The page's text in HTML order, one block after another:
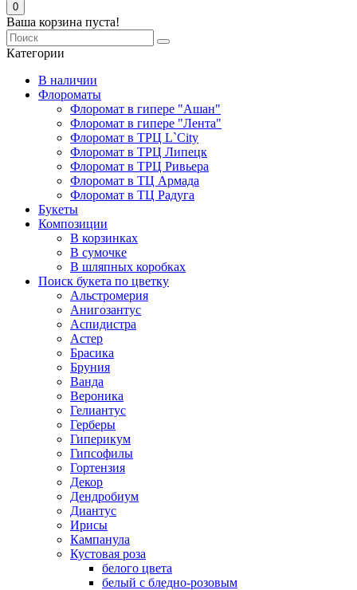
0
Ваша корзина пуста!
Категории
В наличии
Флороматы
Флоромат в гипере "Ашан"
Флоромат в гипере "Лента"
Флоромат в ТРЦ L`City
Флоромат в ТРЦ Липецк
Флоромат в ТРЦ Ривьера
Флоромат в ТЦ Армада
Флоромат в ТЦ Радуга
Букеты
Композиции
В корзинках
В сумочке
В шляпных коробках
Поиск букета по цветку
Альстромерия
Анигозантус
Аспидистра
Астер
Брасика
Бруния
Ванда
Вероника
Гелиантус
Герберы
Гиперикум
Гипсофилы
Гортензия
Декор
Дендробиум
Диантус
Ирисы
Кампанула
Кустовая роза
белого цвета
белый с бледно-розовым